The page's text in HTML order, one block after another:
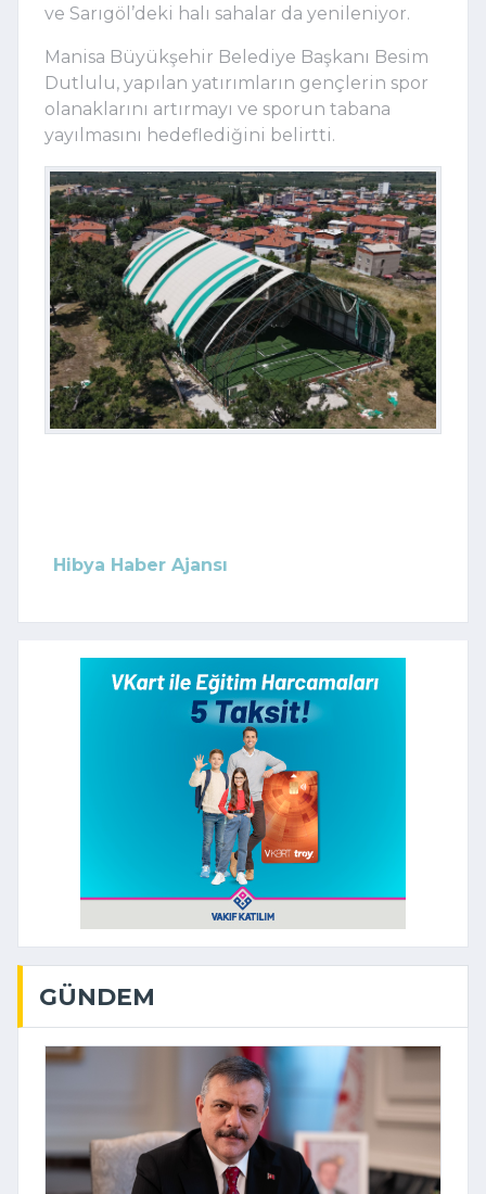
ve Sarıgöl’deki halı sahalar da yenileniyor.
Manisa Büyükşehir Belediye Başkanı Besim
Dutlulu, yapılan yatırımların gençlerin spor
olanaklarını artırmayı ve sporun tabana
yayılmasını hedeflediğini belirtti.
Hibya Haber Ajansı
GÜNDEM